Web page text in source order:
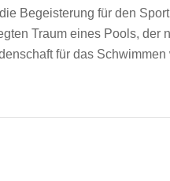
Begeisterung für den
Traum eines Pools, der
für das